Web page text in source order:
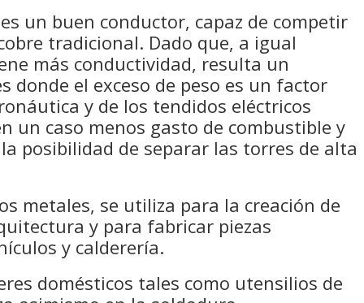
un buen conductor, capaz de competir
tradicional. Dado que, a igual
más conductividad, resulta un
el exceso de peso es un factor
y de los tendidos eléctricos
un caso menos gasto de combustible y
posibilidad de separar las torres de alta
metales, se utiliza para la creación de
y para fabricar piezas
y calderería.
domésticos tales como utensilios de